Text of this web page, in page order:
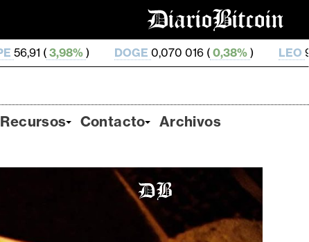
DOGE 0,070 016 ( 0,38%) LEO9,72 (-0,43%
Recursos Contacto Archivos